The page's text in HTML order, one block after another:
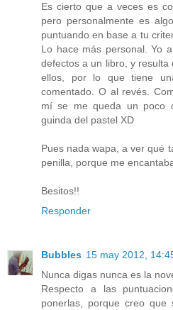
Es cierto que a veces es
pero personalmente es
puntuando en base a tu
Lo hace más personal. Yo
defectos a un libro, y
ellos, por lo que tiene
comentado. O al revés.
mí se me queda un poco
guinda del pastel XD
Pues nada wapa, a ver qué
penilla, porque me
Besitos!!
Responder
Bubbles 15 may 2012,
Nunca digas nunca es la
Respecto a las
ponerlas, porque creo